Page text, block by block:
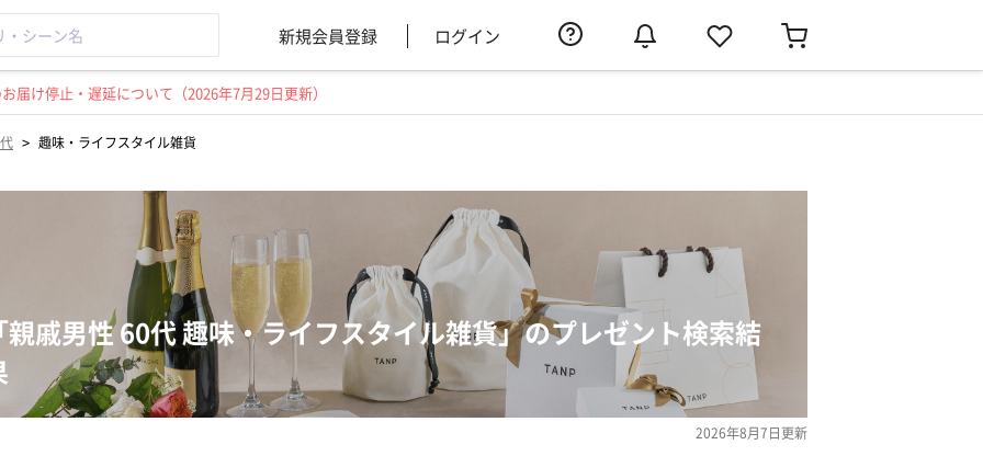
新規会員登録 ログイン
け停止・遅延について（2026年7月29日更新）
> 趣味・ライフスタイル雑貨
親戚男性 60代 趣味・ライフスタイル雑貨」のプレゼント検索結
2026年8月7日更新